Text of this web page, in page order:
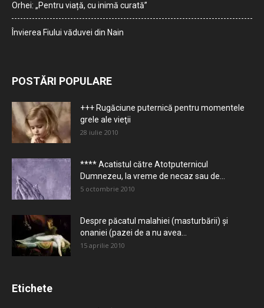
Orhei: „Pentru viață, cu inimă curată”
Învierea Fiului văduvei din Nain
POSTĂRI POPULARE
+++ Rugăciune puternică pentru momentele
grele ale vieţii
28 iulie 2010
**** Acatistul către Atotputernicul
Dumnezeu, la vreme de necaz sau de...
5 octombrie 2010
Despre păcatul malahiei (masturbării) şi
onaniei (pazei de a nu avea...
15 aprilie 2010
Etichete